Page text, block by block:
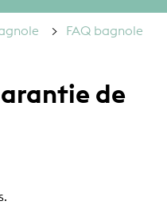
FAQ bagnole
de